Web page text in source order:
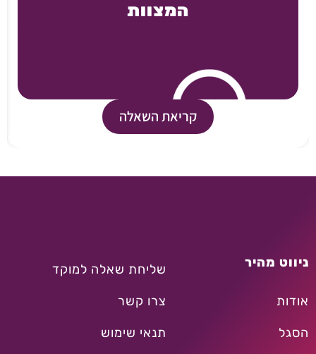
המצוות
קריאת השאלה
ניווט מהיר
אודות
הסגל
שליחת שאלה למוקד
צרו קשר
תנאי שימוש